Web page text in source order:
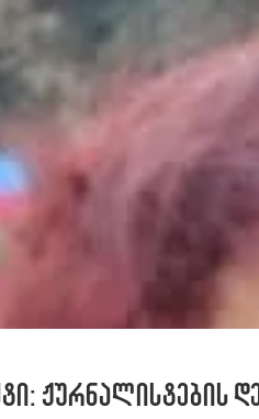
ჟურნალისტების